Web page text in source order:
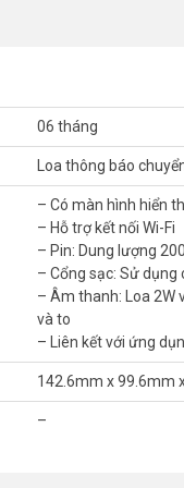
06 tháng
Loa thông báo
– Có màn hình hiển
– Hỗ trợ kết nối Wi-Fi
– Pin: Dung lượng
– Cổng sạc: Sử dụng
– Âm thanh: Loa 2W
và to
– Liên kết với ứng
142.6mm x 99.6mm
–